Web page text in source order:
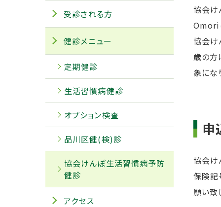
協会け
Omori
協会け
歳の方
象にな
申
協会け
保険記
願い致
受診される方
健診メニュー
定期健診
生活習慣病健診
オプション検査
品川区健(検)診
協会けんぽ生活習慣病予防
健診
アクセス